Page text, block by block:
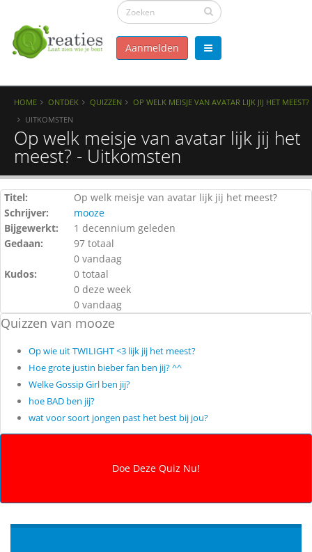
Aanmelden
HOME ONTDEK QUIZZEN
OP WELK MEISJE VAN AVATAR LIJK JIJ HET MEEST?
UITKOMSTEN
Op welk meisje van avatar lijk jij het
meest? - Uitkomsten
Titel:
Op welk meisje van avatar lijk jij het meest?
Schrijver:
mooze
Bijgewerkt:
1 decennium geleden
Gedaan:
97 totaal
0 vandaag
Kudos:
0 totaal
0 deze week
0 vandaag
Quizzen van mooze
Op wie uit TWILIGHT <3 lijk jij het meest?
Hoe grote justin bieber fan ben jij? ^^
Welke Gossip Girl ben jij?
hoe BAD ben jij?
wat voor soort jongen past het best bij jou?